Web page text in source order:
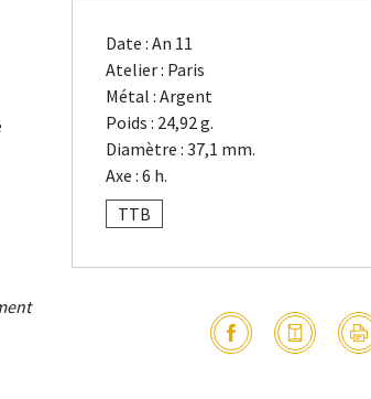
Date : An 11
Atelier : Paris
Métal : Argent
Poids : 24,92 g.
Diamètre : 37,1 mm.
Axe : 6 h.
TTB